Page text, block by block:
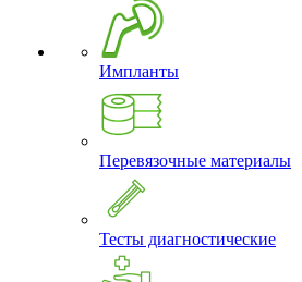
Импланты
Перевязочные материалы
Тесты диагностические